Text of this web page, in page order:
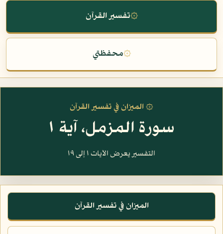
۞تفسير القرآن
۞محفظتي
۞ الميزان في تفسير القرآن
سورة المزمل، آية ١
التفسير يعرض الآيات ١ إلى ١٩
الميزان في تفسير القرآن